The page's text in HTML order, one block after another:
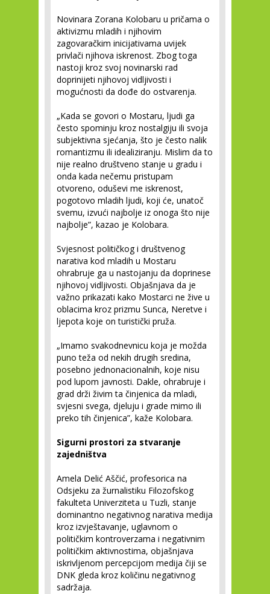
Novinara Zorana Kolobaru u pričama o
aktivizmu mladih i njihovim
zagovaračkim inicijativama uvijek
privlači njihova iskrenost. Zbog toga
nastoji kroz svoj novinarski rad
doprinijeti njihovoj vidljivosti i
mogućnosti da dođe do ostvarenja.
„Kada se govori o Mostaru, ljudi ga
često spominju kroz nostalgiju ili svoja
subjektivna sjećanja, što je često nalik
romantizmu ili idealiziranju. Mislim da to
nije realno društveno stanje u gradu i
onda kada nečemu pristupam
otvoreno, oduševi me iskrenost,
pogotovo mladih ljudi, koji će, unatoč
svemu, izvući najbolje iz onoga što nije
najbolje”, kazao je Kolobara.
Svjesnost političkog i društvenog
narativa kod mladih u Mostaru
ohrabruje ga u nastojanju da doprinese
njihovoj vidljivosti. Objašnjava da je
važno prikazati kako Mostarci ne žive u
oblacima kroz prizmu Sunca, Neretve i
ljepota koje on turistički pruža.
„Imamo svakodnevnicu koja je možda
puno teža od nekih drugih sredina,
posebno jednonacionalnih, koje nisu
pod lupom javnosti. Dakle, ohrabruje i
grad drži živim ta činjenica da mladi,
svjesni svega, djeluju i grade mimo ili
preko tih činjenica”, kaže Kolobara.
Sigurni prostori za stvaranje
zajedništva
Amela Delić Aščić, profesorica na
Odsjeku za žurnalistiku Filozofskog
fakulteta Univerziteta u Tuzli, stanje
dominantno negativnog narativa medija
kroz izvještavanje, uglavnom o
političkim kontroverzama i negativnim
političkim aktivnostima, objašnjava
iskrivljenom percepcijom medija čiji se
DNK gleda kroz količinu negativnog
sadržaja.